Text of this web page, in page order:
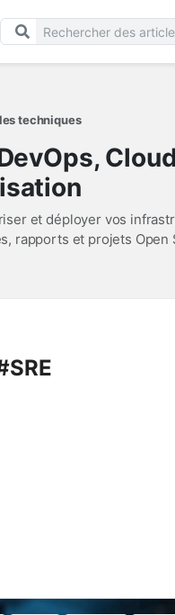
techniques
et déployer vos
rapports et projets Open